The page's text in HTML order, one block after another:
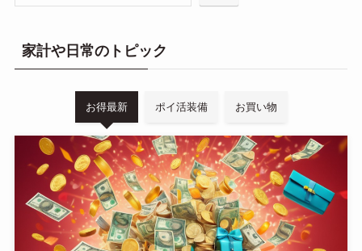
家計や日常のトピック
お得最新 ポイ活装備 お買い物